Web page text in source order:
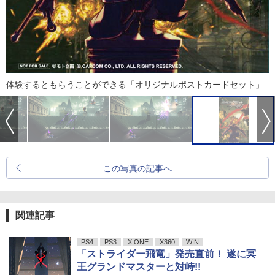
体験するともらうことができる「オリジナルポストカードセット」
この写真の記事へ
関連記事
PS4 PS3 X ONE X360 WIN
「ストライダー飛竜」発売直前！ 遂に冥
王グランドマスターと対峙!!